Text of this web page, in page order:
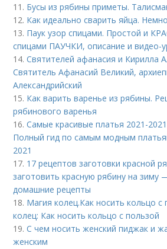
11. Бусы из рябины приметы.
12. Как идеально сварить яйца.
13. Паук узор спицами. Простой и
спицами ПАУЧКИ, описание и видео-
14.Святителей афанасия и Кирилла
Святитель Афанасий Великий,
Александрийский
15. Как варить варенье из рябины.
рябинового варенья
16.Самые красивые платья 2021-
Полный гид по самым модным
2021
17. 17 рецептов заготовки красной
заготовить красную рябину на зиму
домашние рецепты
18. Магия колец.Как носить кольцо с
колец: Как носить кольцо с пользой
19.С чем носить женский пиджак и
женским